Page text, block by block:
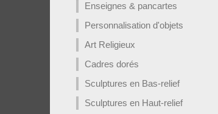
Enseignes & pancartes
Personnalisation d'objets
Art Religieux
Cadres dorés
Sculptures en Bas-relief
Sculptures en Haut-relief